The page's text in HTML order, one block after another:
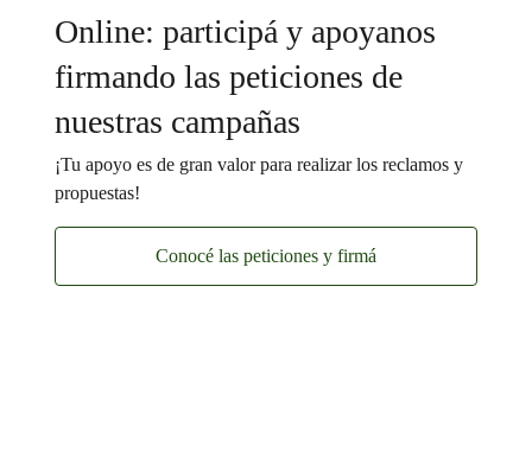
Online: participá y apoyanos
firmando las peticiones de
nuestras campañas
¡Tu apoyo es de gran valor para realizar los reclamos y
propuestas!
Conocé las peticiones y firmá